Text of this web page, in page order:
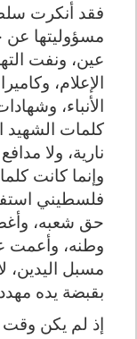
فقد أنكرت
مسؤوليتها عن
عين، ونفت
الإعلام،
الأنباء،
كلمات الشهيد
نارية، ولا
وإنما كانت
فلسطيني
حق شعبه،
وطنه، وأعمت
مسبل اليدين،
بقبضة يده
إذ لم يكن